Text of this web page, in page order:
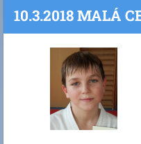
10.3.2018 MALÁ